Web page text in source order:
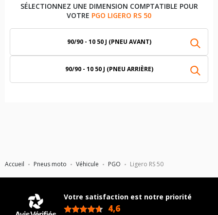
Accueil Pneus moto Véhicule PGO Ligero RS 50
SÉLECTIONNEZ UNE DIMENSION COMPTATIBLE POUR
VOTRE PGO LIGERO RS 50
90/90 - 10 50 J (PNEU AVANT)
90/90 - 10 50 J (PNEU ARRIÈRE)
Votre satisfaction est notre priorité
4,6